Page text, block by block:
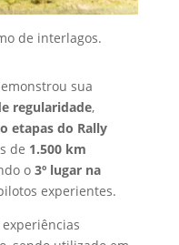
de interlagos.
sua
regularidade,
etapas do Rally
de 1.500 km
o 3º lugar na
experientes.